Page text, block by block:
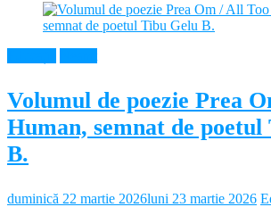
Volumul de poezie Prea
Human, semnat de
B.
duminică 22 martie 2026luni 23 martie 2026